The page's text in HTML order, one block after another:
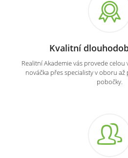
Kvalitní
Realitní Akademie vás provede
nováčka přes specialisty v oboru až
pobočky.